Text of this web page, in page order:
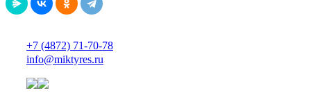
+7 (4872) 71-70-78
info@miktyres.ru